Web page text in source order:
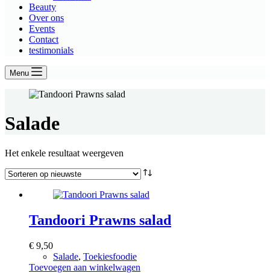
Beauty
Over ons
Events
Contact
testimonials
Menu
Salade
Het enkele resultaat weergeven
Tandoori Prawns salad
€ 9,50
Salade, Toekiesfoodie
Toevoegen aan winkelwagen